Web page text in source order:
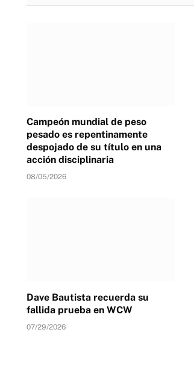
Campeón mundial de peso
pesado es repentinamente
despojado de su título en una
acción disciplinaria
08/05/2026
Dave Bautista recuerda su
fallida prueba en WCW
07/29/2026